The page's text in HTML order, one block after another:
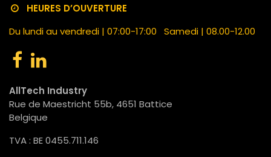
HEURES D’OUVERTURE
Du lundi au vendredi | 07:00-17:00 Samedi | 08.00-12.00
AllTech Industry
Rue de Maestricht 55b, 4651 Battice
Belgique
TVA : BE 0455.711.146